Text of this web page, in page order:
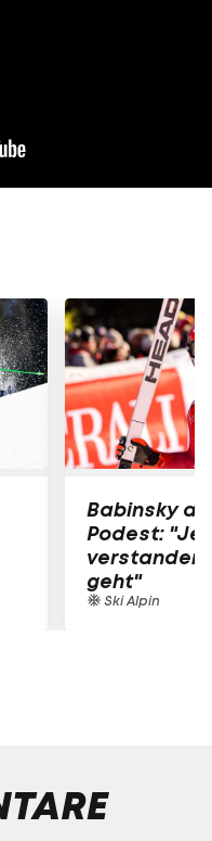
Babinsky
Podest:
verstanden,
geht"
Ski Alpin